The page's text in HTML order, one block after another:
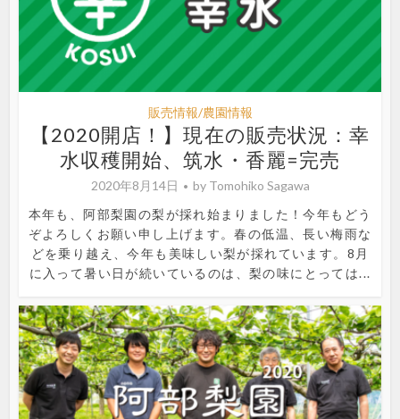
販売情報/農園情報
【2020開店！】現在の販売状況：幸
水収穫開始、筑水・香麗=完売
2020年8月14日 by Tomohiko Sagawa
本年も、阿部梨園の梨が採れ始まりました！今年もどう
ぞよろしくお願い申し上げます。春の低温、長い梅雨な
どを乗り越え、今年も美味しい梨が採れています。8月
に入って暑い日が続いているのは、梨の味にとっては...